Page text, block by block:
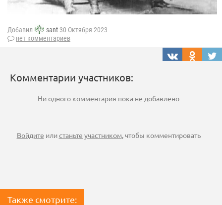
Добавил sant 30 Октября 2023
нет комментариев
Комментарии участников:
Ни одного комментария пока не добавлено
Войдите илистаньте участником, чтобы комментировать
Также смотрите: